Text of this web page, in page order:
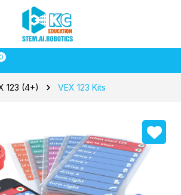
123 (4+) VEX 123 Kits